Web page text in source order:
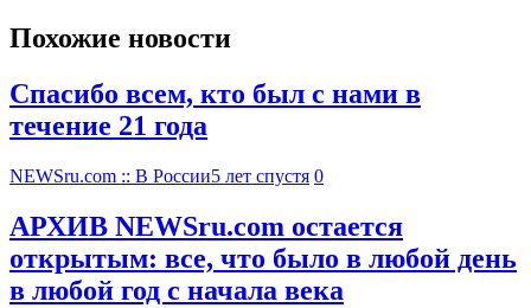
Похожие новости
Спасибо всем, кто был с нами в
течение 21 года
NEWSru.com :: В России5 лет спустя 0
АРХИВ NEWSru.com остается
открытым: все, что было в любой день
в любой год с начала века